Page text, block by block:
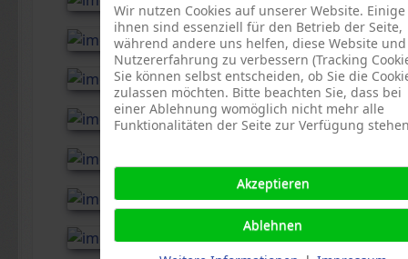
Wir nutzen Cookies auf unserer Website. Einige
ihnen sind essenziell für den Betrieb der Seite,
während andere uns helfen, diese Website
Nutzererfahrung zu verbessern (Tracking
Sie können selbst entscheiden, ob Sie die
zulassen möchten. Bitte beachten Sie, dass bei
einer Ablehnung womöglich nicht mehr alle
Funktionalitäten der Seite zur Verfügung
Akzeptieren
Ablehnen